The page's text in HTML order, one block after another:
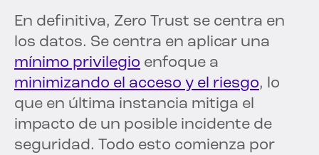
En definitiva, Zero Trust se centra en
los datos. Se centra en aplicar una
mínimo privilegio enfoque a
minimizando el acceso y el riesgo, lo
que en última instancia mitiga el
impacto de un posible incidente de
seguridad. Todo esto comienza por